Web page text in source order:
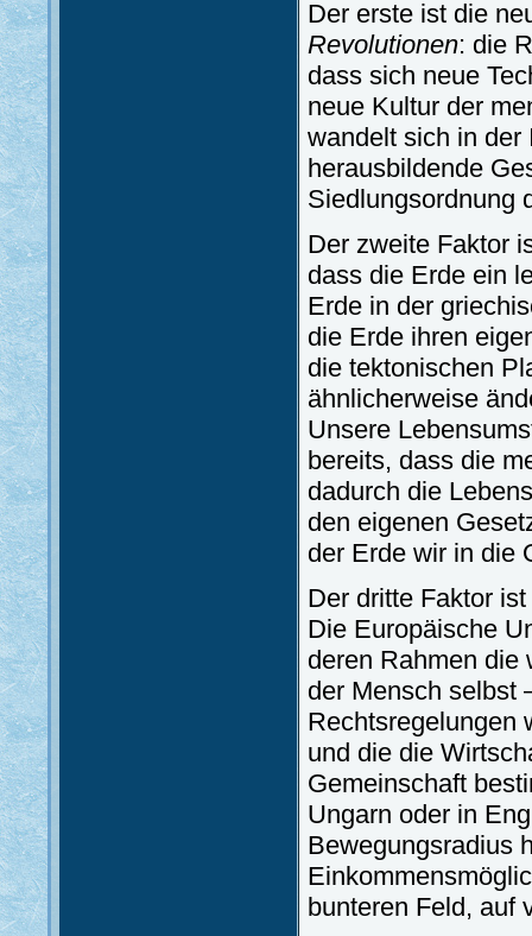
Der erste ist die
Revolutionen: die
dass sich neue
neue Kultur der
wandelt sich in der
herausbildende
Siedlungsordnung
Der zweite Faktor
dass die Erde ein
Erde in der
die Erde ihren
die tektonischen
ähnlicherweise
Unsere
bereits, dass die
dadurch die
den eigenen
der Erde wir in die
Der dritte Faktor ist
Die Europäische
deren Rahmen die
der Mensch selbst
Rechtsregelungen
und die die
Gemeinschaft
Ungarn oder in
Bewegungsradius
bunteren Feld, auf